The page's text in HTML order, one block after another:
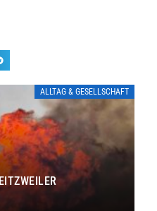
ALLTAG & GESELLSCHAFT